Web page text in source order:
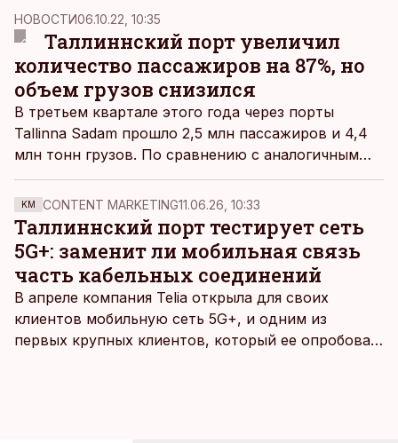
поводу портовых сборов, о которых не знали
конкуренты.
НОВОСТИ06.10.22, 10:35
Таллиннский порт увеличил
количество пассажиров на 87%, но
объем грузов снизился
В третьем квартале этого года через порты
Tallinna Sadam прошло 2,5 млн пассажиров и 4,4
млн тонн грузов. По сравнению с аналогичным
периодом прошлого года количество пассажиров
увеличилось на 87%, а объем грузов уменьшился
на 33%, пишет
Äripäev
KM CONTENT MARKETING11.06.26, 10:33
Таллиннский порт тестирует сеть
5G+: заменит ли мобильная связь
часть кабельных соединений
В апреле компания Telia открыла для своих
клиентов мобильную сеть 5G+, и одним из
первых крупных клиентов, который ее опробовал,